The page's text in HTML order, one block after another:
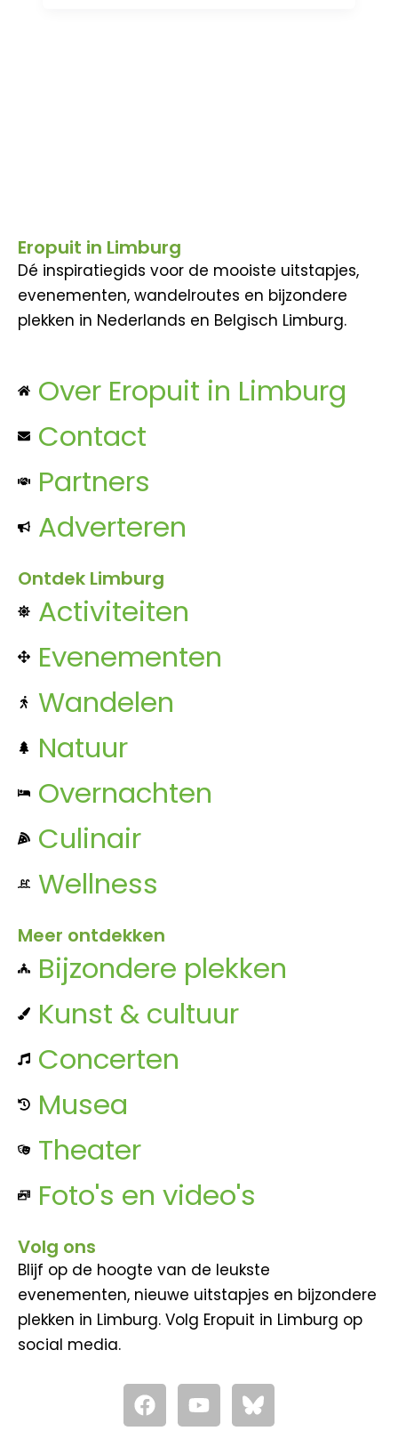
Eropuit in Limburg
Dé inspiratiegids voor de mooiste uitstapjes,
evenementen, wandelroutes en bijzondere
plekken in Nederlands en Belgisch Limburg.
Over Eropuit in Limburg
Contact
Partners
Adverteren
Ontdek Limburg
Activiteiten
Evenementen
Wandelen
Natuur
Overnachten
Culinair
Wellness
Meer ontdekken
Bijzondere plekken
Kunst & cultuur
Concerten
Musea
Theater
Foto's en video's
Volg ons
Blijf op de hoogte van de leukste
evenementen, nieuwe uitstapjes en bijzondere
plekken in Limburg. Volg Eropuit in Limburg op
social media.
F
a
Y
o